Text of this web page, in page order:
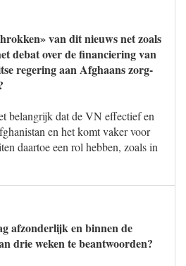
van dit nieuws net zoals
debat over de financiering van
regering aan Afghaans zorg-
belangrijk dat de VN effectief en
en het komt vaker voor
daartoe een rol hebben, zoals in
afzonderlijk en binnen de
drie weken te beantwoorden?